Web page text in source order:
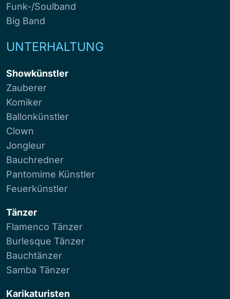
Funk-/Soulband
Big Band
UNTERHALTUNG
Showkünstler
Zauberer
Komiker
Ballonkünstler
Clown
Jongleur
Bauchredner
Pantomime Künstler
Feuerkünstler
Tänzer
Flamenco Tänzer
Burlesque Tänzer
Bauchtänzer
Samba Tänzer
Karikaturisten